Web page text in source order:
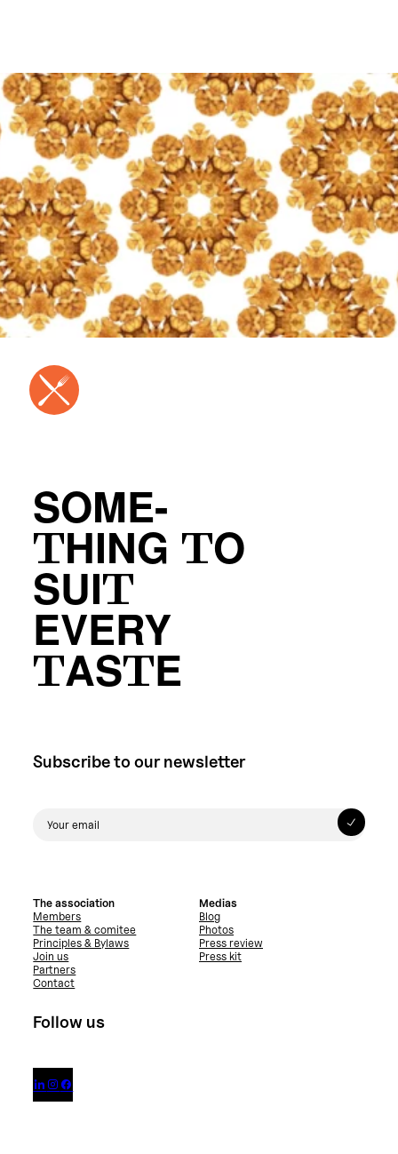
SOME-
THING TO
SUIT
EVERY
TASTE
Subscribe to our newsletter
The association
Members
The team & comitee
Principles & Bylaws
Join us
Partners
Contact
Medias
Blog
Photos
Press review
Press kit
Follow us
  